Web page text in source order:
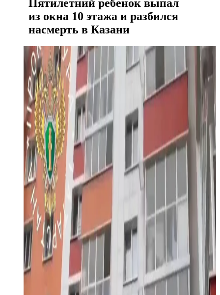
Пятилетний ребенок выпал
из окна 10 этажа и разбился
насмерть в Казани